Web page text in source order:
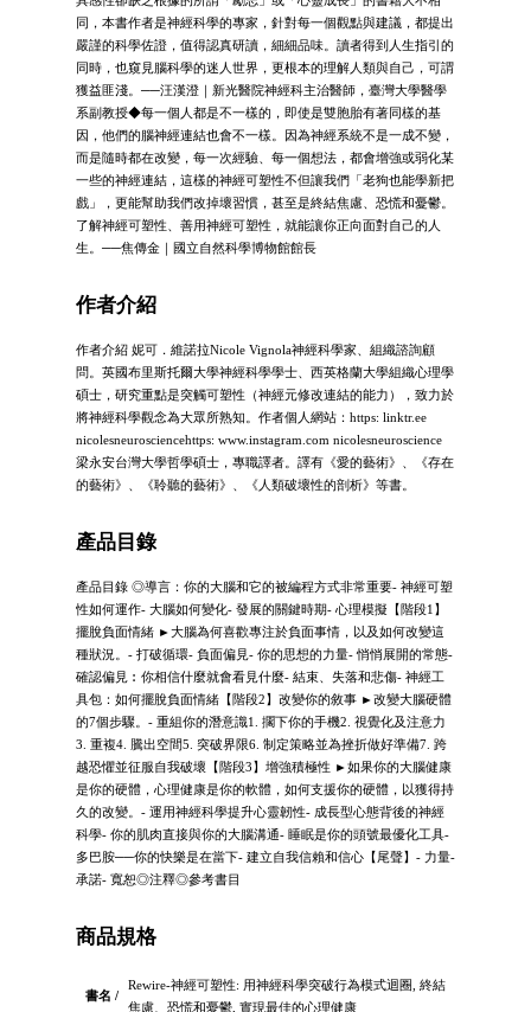
同，本書作者是神經科學的專家，針對每一個觀點與建議，都提出
嚴謹的科學佐證，值得認真研讀，細細品味。讀者得到人生指引的
同時，也窺見腦科學的迷人世界，更根本的理解人類與自己，可謂
獲益匪淺。──汪漢澄｜新光醫院神經科主治醫師，臺灣大學醫學
系副教授◆每一個人都是不一樣的，即使是雙胞胎有著同樣的基
因，他們的腦神經連結也會不一樣。因為神經系統不是一成不變，
而是隨時都在改變，每一次經驗、每一個想法，都會增強或弱化某
一些的神經連結，這樣的神經可塑性不但讓我們「老狗也能學新把
戲」，更能幫助我們改掉壞習慣，甚至是終結焦慮、恐慌和憂鬱。
了解神經可塑性、善用神經可塑性，就能讓你正向面對自己的人
生。──焦傳金｜國立自然科學博物館館長
作者介紹
作者介紹 妮可．維諾拉Nicole Vignola神經科學家、組織諮詢顧
問。英國布里斯托爾大學神經科學學士、西英格蘭大學組織心理學
碩士，研究重點是突觸可塑性（神經元修改連結的能力），致力於
將神經科學觀念為大眾所熟知。作者個人網站：https: linktr.ee
nicolesneurosciencehttps: www.instagram.com nicolesneuroscience
梁永安台灣大學哲學碩士，專職譯者。譯有《愛的藝術》、《存在
的藝術》、《聆聽的藝術》、《人類破壞性的剖析》等書。
產品目錄
產品目錄 ◎導言：你的大腦和它的被編程方式非常重要- 神經可塑
性如何運作- 大腦如何變化- 發展的關鍵時期- 心理模擬【階段1】
擺脫負面情緒 ►大腦為何喜歡專注於負面事情，以及如何改變這
種狀況。- 打破循環- 負面偏見- 你的思想的力量- 悄悄展開的常態-
確認偏見︰你相信什麼就會看見什麼- 結束、失落和悲傷- 神經工
具包：如何擺脫負面情緒【階段2】改變你的敘事 ►改變大腦硬體
的7個步驟。- 重組你的潛意識1. 擱下你的手機2. 視覺化及注意力
3. 重複4. 騰出空間5. 突破界限6. 制定策略並為挫折做好準備7. 跨
越恐懼並征服自我破壞【階段3】增強積極性 ►如果你的大腦健康
是你的硬體，心理健康是你的軟體，如何支援你的硬體，以獲得持
久的改變。- 運用神經科學提升心靈韌性- 成長型心態背後的神經
科學- 你的肌肉直接與你的大腦溝通- 睡眠是你的頭號最優化工具-
多巴胺──你的快樂是在當下- 建立自我信賴和信心【尾聲】- 力量-
承諾- 寬恕◎注釋◎參考書目
商品規格
書名 /
Rewire-神經可塑性: 用神經科學突破行為模式迴圈, 終結
焦慮、恐慌和憂鬱, 實現最佳的心理健康